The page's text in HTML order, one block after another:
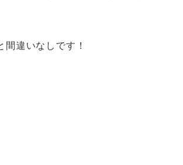
違いなしです！